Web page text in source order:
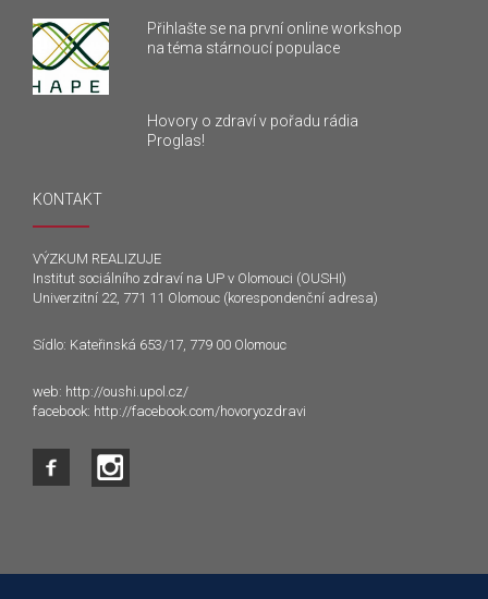
Přihlašte se na první online workshop
na téma stárnoucí populace
Hovory o zdraví v pořadu rádia
Proglas!
KONTAKT
VÝZKUM REALIZUJE
Institut sociálního zdraví na UP v Olomouci (OUSHI)
Univerzitní 22, 771 11 Olomouc (korespondenční adresa)
Sídlo: Kateřinská 653/17, 779 00 Olomouc
web: http://oushi.upol.cz/
facebook: http://facebook.com/hovoryozdravi